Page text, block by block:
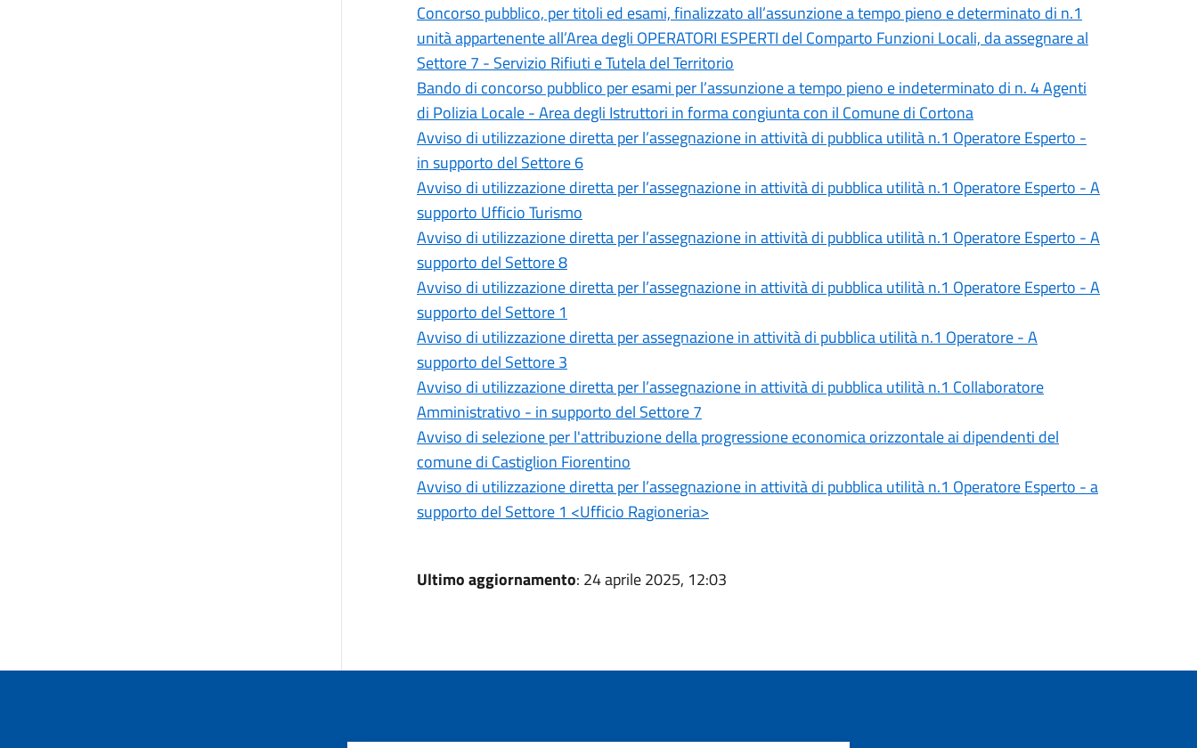
Concorso pubblico, per titoli ed esami, finalizzato all’assunzione a tempo pieno e determinato di n.1
unità appartenente all’Area degli OPERATORI ESPERTI del Comparto Funzioni Locali, da assegnare al
Settore 7 - Servizio Rifiuti e Tutela del Territorio
Bando di concorso pubblico per esami per l’assunzione a tempo pieno e indeterminato di n. 4 Agenti
di Polizia Locale - Area degli Istruttori in forma congiunta con il Comune di Cortona
Avviso di utilizzazione diretta per l’assegnazione in attività di pubblica utilità n.1 Operatore Esperto -
in supporto del Settore 6
Avviso di utilizzazione diretta per l’assegnazione in attività di pubblica utilità n.1 Operatore Esperto - A
supporto Ufficio Turismo
Avviso di utilizzazione diretta per l’assegnazione in attività di pubblica utilità n.1 Operatore Esperto - A
supporto del Settore 8
Avviso di utilizzazione diretta per l’assegnazione in attività di pubblica utilità n.1 Operatore Esperto - A
supporto del Settore 1
Avviso di utilizzazione diretta per assegnazione in attività di pubblica utilità n.1 Operatore - A
supporto del Settore 3
Avviso di utilizzazione diretta per l’assegnazione in attività di pubblica utilità n.1 Collaboratore
Amministrativo - in supporto del Settore 7
Avviso di selezione per l'attribuzione della progressione economica orizzontale ai dipendenti del
comune di Castiglion Fiorentino
Avviso di utilizzazione diretta per l’assegnazione in attività di pubblica utilità n.1 Operatore Esperto - a
supporto del Settore 1 <Ufficio Ragioneria>
Ultimo aggiornamento: 24 aprile 2025, 12:03